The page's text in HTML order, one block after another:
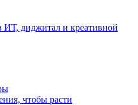
ИТ, диджитал и креативной
чтобы расти